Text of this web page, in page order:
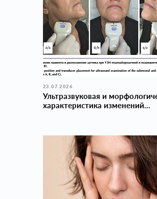
23.07.2026
Ультразвуковая и
характеристика изменений...